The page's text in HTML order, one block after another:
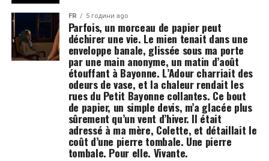
FR 5 години ago
Parfois, un morceau de papier peut
déchirer une vie. Le mien tenait dans une
enveloppe banale, glissée sous ma porte
par une main anonyme, un matin d’août
étouffant à Bayonne. L’Adour charriait des
odeurs de vase, et la chaleur rendait les
rues du Petit Bayonne collantes. Ce bout
de papier, un simple devis, m’a glacée plus
sûrement qu’un vent d’hiver. Il était
adressé à ma mère, Colette, et détaillait le
coût d’une pierre tombale. Une pierre
tombale. Pour elle. Vivante.